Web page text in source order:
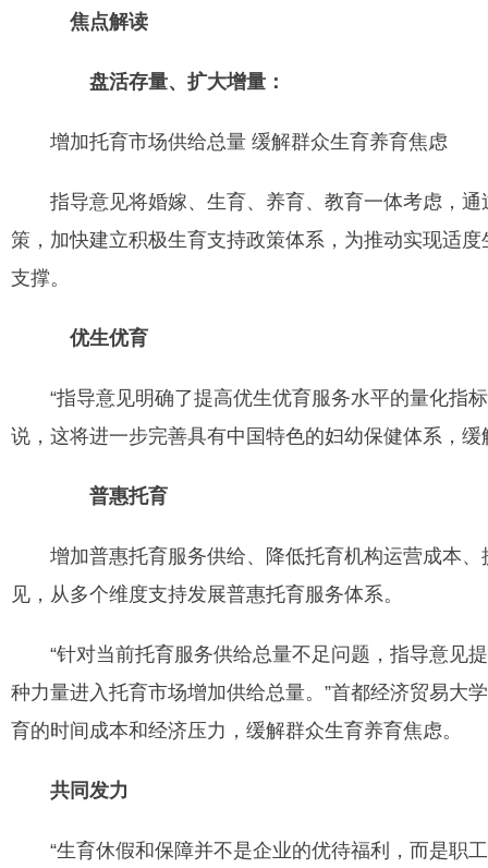
焦点解读
盘活存量、扩大增量：
增加托育市场供给总量 缓解群众生育养育焦虑
指导意见将婚嫁、生育、养育、教育一体考虑，通
策，加快建立积极生育支持政策体系，为推动实现适
支撑。
优生优育
“指导意见明确了提高优生优育服务水平的量化指标
说，这将进一步完善具有中国特色的妇幼保健体系，
普惠托育
增加普惠托育服务供给、降低托育机构运营成本、
见，从多个维度支持发展普惠托育服务体系。
“针对当前托育服务供给总量不足问题，指导意见提
种力量进入托育市场增加供给总量。”首都经济贸易大
育的时间成本和经济压力，缓解群众生育养育焦虑。
共同发力
“生育休假和保障并不是企业的优待福利，而是职工